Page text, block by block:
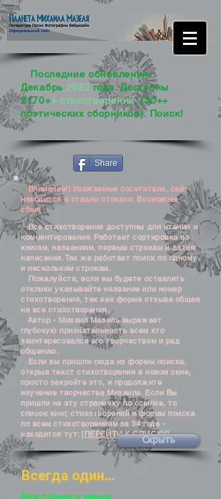
Последние обновления:
Декабрь2022года. Доступны
2170++ стихотворений. (30++
поэтических сборников). Поиск!
Share
Внимание!! Уважаемые посетители, сайт
находится в стадии отладки. Возможны
сбои!
Все стихотворения доступны для чтения и
комментирования. Работает сортировка по
книгам, названиям, первым строкам и датам
написания. Так же работает поиск по одному
и нескольким строкам.
Пожалуйста, если вы будете оставлять
отклики указывайте название или номер
стихотворения, так как форма отзыва общая
на все стихотворения.
Автор - Михаил Мазель выражает
глубокую признательность всем кто
заинтересовался его творчеством и рад
общению.
Если вы пришли сюда из формы поиска,
открыв текст стихотворения в новом окне,
просто закройте это, и продолжите
изучение творчества Михаила. Если Вы
пришли на эту страничку по ссылке, то
список книг, стихотворений и формы поиска
по всем стихотворениям за 34 года -
находится тут: [ПЕРЕЙТИ К СПИСКУ]
Скрыть
Всегда один…
Меж тайным и явным